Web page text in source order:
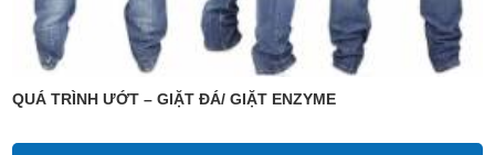
QUÁ TRÌNH ƯỚT – GIẶT ĐÁ/ GIẶT ENZYME